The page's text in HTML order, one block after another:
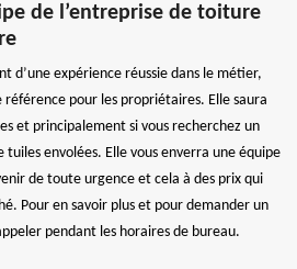
de l’entreprise de toiture
d’une expérience réussie dans le métier,
pour les propriétaires. Elle saura
et principalement si vous recherchez un
envolées. Elle vous enverra une équipe
de toute urgence et cela à des prix qui
Pour en savoir plus et pour demander un
pendant les horaires de bureau.